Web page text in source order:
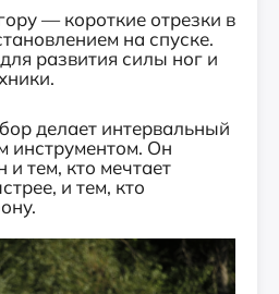
— короткие отрезки в
на спуске.
развития силы ног и
делает интервальный
инструментом. Он
и тем, кто мечтает
и тем, кто